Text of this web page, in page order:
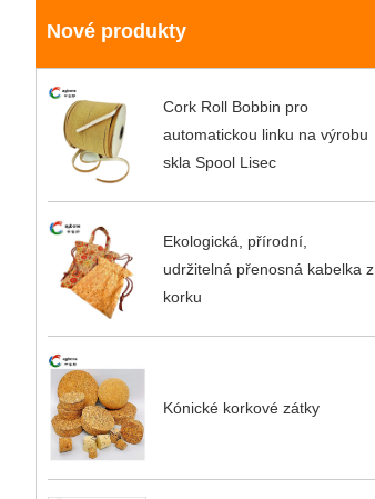
Nové produkty
Cork Roll Bobbin pro
automatickou linku na výrobu
skla Spool Lisec
Ekologická, přírodní,
udržitelná přenosná kabelka z
korku
Kónické korkové zátky